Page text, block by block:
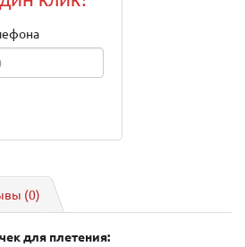
(0)
для плетения: